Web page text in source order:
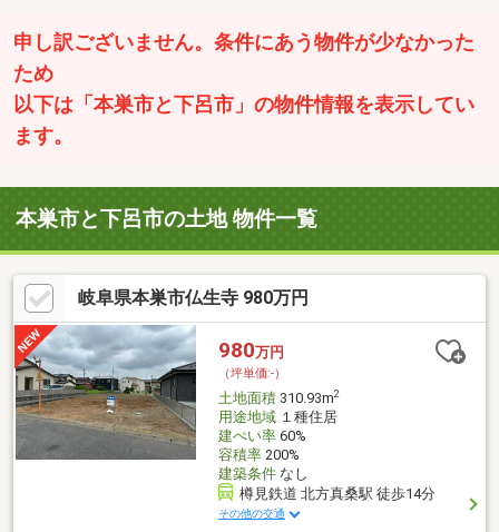
申し訳ございません。条件にあう物件が少なかった
ため
以下は「本巣市と下呂市」の物件情報を表示してい
ます。
本巣市と下呂市の土地 物件一覧
岐阜県本巣市仏生寺 980万円
980万円
（坪単価:-）
土地面積310.93m2
用途地域１種住居
建ぺい率60%
容積率200%
建築条件なし
樽見鉄道 北方真桑駅 徒歩14分
その他の交通